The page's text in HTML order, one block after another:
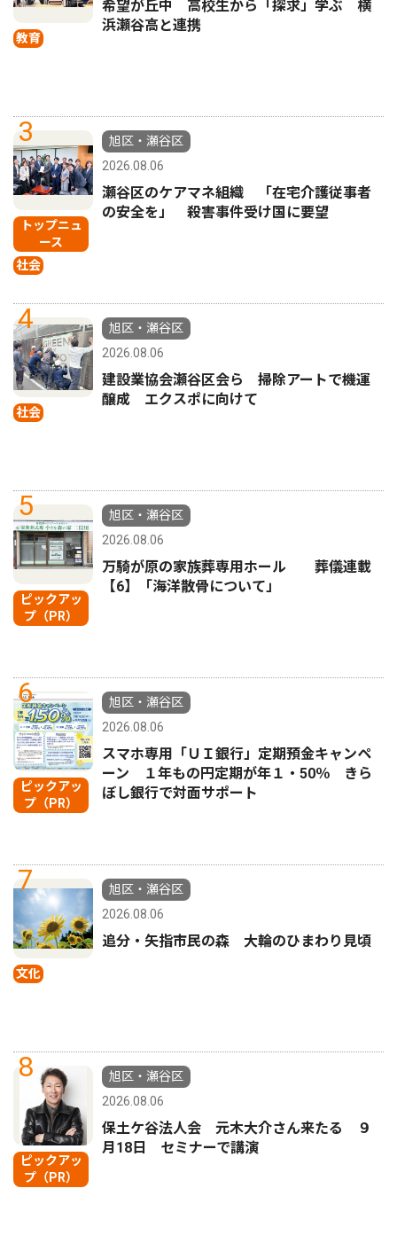
教育
希望が丘中 高校生から「探求」学ぶ 横
浜瀬谷高と連携
3
トップニュ
ース
社会
旭区・瀬谷区
2026.08.06
瀬谷区のケアマネ組織 「在宅介護従事者
の安全を」 殺害事件受け国に要望
4
社会
旭区・瀬谷区
2026.08.06
建設業協会瀬谷区会ら 掃除アートで機運
醸成 エクスポに向けて
5
ピックアッ
プ（PR）
旭区・瀬谷区
2026.08.06
万騎が原の家族葬専用ホール 葬儀連載
【6】「海洋散骨について」
6
ピックアッ
プ（PR）
旭区・瀬谷区
2026.08.06
スマホ専用「ＵＩ銀行」定期預金キャンペ
ーン １年もの円定期が年１・50％ きら
ぼし銀行で対面サポート
7
文化
旭区・瀬谷区
2026.08.06
追分・矢指市民の森 大輪のひまわり見頃
8
ピックアッ
プ（PR）
旭区・瀬谷区
2026.08.06
保土ケ谷法人会 元木大介さん来たる ９
月18日 セミナーで講演